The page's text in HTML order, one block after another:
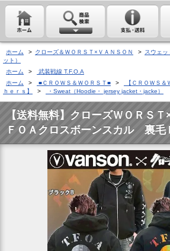
ホーム > クローズ＆ＷＯＲＳＴ×ＶＡＮＳＯＮ > スウェッ
ット）
ホーム
>
武装戦線 T.F.O.A
ホーム
> ■ＣＲＯＷＳ＆ＷＯＲＳＴ■ >
【ＣＲＯＷＳ＆
ｈｅｒｓ】
> ・Sweat（Hoodie・ jersey jacket・jacke）
【送料無料】クローズＷＯＲＳ
ＦＯＡクロスボーンスカル 裏毛